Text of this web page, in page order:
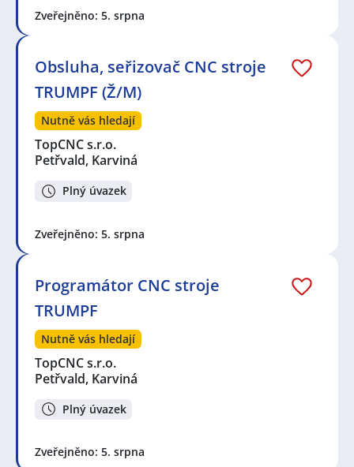
Zveřejněno: 5. srpna
Obsluha, seřizovač CNC stroje
TRUMPF (Ž/M)
Nutně vás hledají
TopCNC s.r.o.
Petřvald, Karviná
Plný úvazek
Zveřejněno: 5. srpna
Programátor CNC stroje
TRUMPF
Nutně vás hledají
TopCNC s.r.o.
Petřvald, Karviná
Plný úvazek
Zveřejněno: 5. srpna